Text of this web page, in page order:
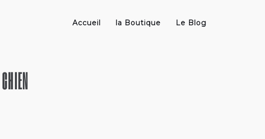
Accueil la Boutique Le Blog